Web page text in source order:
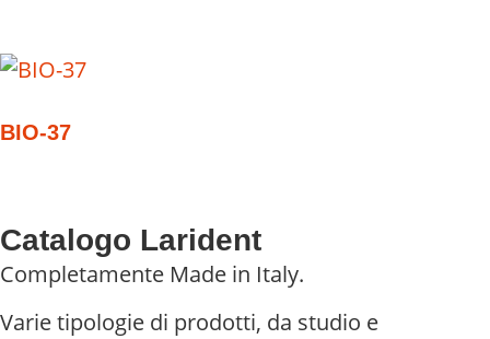
BIO-37
Catalogo Larident
Completamente Made in Italy.
Varie tipologie di prodotti, da studio e